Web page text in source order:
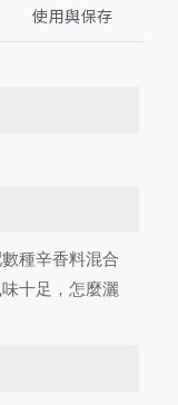
使用與保存
種辛香料混合
十足，怎麼灑